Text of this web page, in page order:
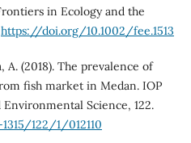
in Ecology and the
https://doi.org/10.1002/fee.1513
A. (2018). The prevalence of
fish market in Medan. IOP
Science, 122.
122/1/012110